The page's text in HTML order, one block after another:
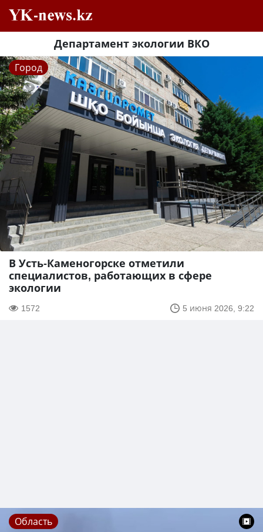
Департамент экологии ВКО
Город
В Усть-Каменогорске отметили
специалистов, работающих в сфере
экологии
1572 5 июня 2026, 9:22
Область